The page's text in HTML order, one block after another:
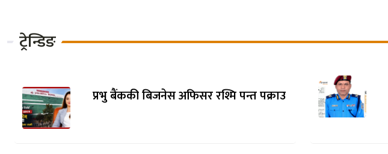
ट्रेन्डिङ
प्रभु बैंककी बिजनेस अफिसर रश्मि पन्त पक्राउ